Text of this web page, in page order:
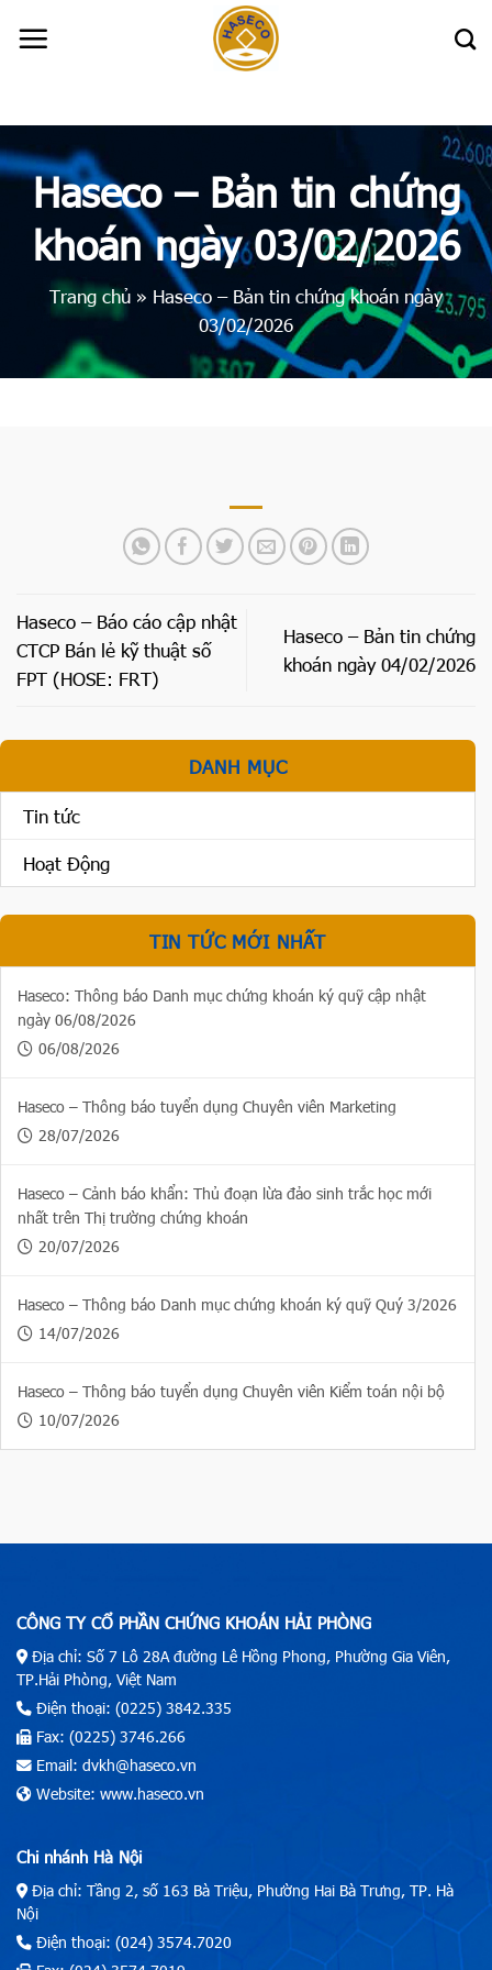
Haseco – Bản tin chứng
khoán ngày 03/02/2026
Trang chủ » Haseco – Bản tin chứng khoán ngày
03/02/2026
Haseco – Báo cáo cập nhật
CTCP Bán lẻ kỹ thuật số
FPT (HOSE: FRT)
Haseco – Bản tin chứng
khoán ngày 04/02/2026
DANH MỤC
Tin tức
Hoạt Động
TIN TỨC MỚI NHẤT
Haseco: Thông báo Danh mục chứng khoán ký quỹ cập nhật
ngày 06/08/2026
06/08/2026
Haseco – Thông báo tuyển dụng Chuyên viên Marketing
28/07/2026
Haseco – Cảnh báo khẩn: Thủ đoạn lừa đảo sinh trắc học mới
nhất trên Thị trường chứng khoán
20/07/2026
Haseco – Thông báo Danh mục chứng khoán ký quỹ Quý 3/2026
14/07/2026
Haseco – Thông báo tuyển dụng Chuyên viên Kiểm toán nội bộ
10/07/2026
CÔNG TY CỔ PHẦN CHỨNG KHOÁN HẢI PHÒNG
Địa chỉ: Số 7 Lô 28A đường Lê Hồng Phong, Phường Gia Viên,
TP.Hải Phòng, Việt Nam
Điện thoại: (0225) 3842.335
Fax: (0225) 3746.266
Email: dvkh@haseco.vn
Website: www.haseco.vn
Chi nhánh Hà Nội
Địa chỉ: Tầng 2, số 163 Bà Triệu, Phường Hai Bà Trưng, TP. Hà
Nội
Điện thoại: (024) 3574.7020